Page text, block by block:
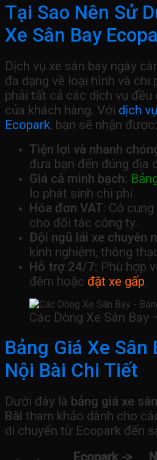
Tại Sao Nên Sử
Xe Sân Bay
Dịch vụ xe sân bay ngày
đa dạng về loại hình và chi
phải tất cả các dịch vụ
của khách hàng. Với dịch
Ecopark, bạn sẽ nhận được:
Tiện lợi và nhanh
đưa bạn đến đúng địa
Giá cả minh bạch:
lo phát sinh chi phí.
Hóa đơn VAT: Có
cho đối tác công ty.
Đội ngũ lái xe chuyên
kinh nghiệm, thông
Hỗ trợ 24/7: Phù hợp
đêm hoặc đặt xe gấp.
Các Dòng Xe Sân Bay
Bảng Giá Xe Sân
Nội Bài Chi Tiết
Dưới đây là bảng giá xe
Bài tham khảo dành cho
di chuyển từ Ecopark đến